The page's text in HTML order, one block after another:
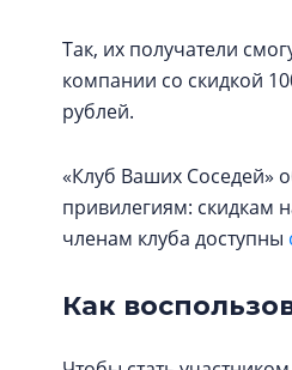
Так, их получатели
компании со скидкой
рублей.
«Клуб Ваших Соседей»
привилегиям: скидкам
членам клуба доступны
Как